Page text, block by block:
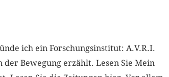
ich ein Forschungsinstitut: A.V.R.I.
Bewegung erzählt. Lesen Sie Mein